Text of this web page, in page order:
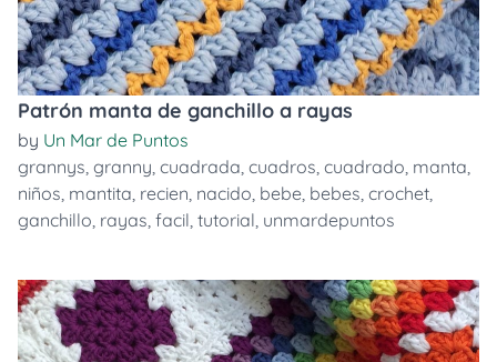
Patrón manta de ganchillo a rayas
by Un Mar de Puntos
grannys, granny, cuadrada, cuadros, cuadrado, manta,
niños, mantita, recien, nacido, bebe, bebes, crochet,
ganchillo, rayas, facil, tutorial, unmardepuntos